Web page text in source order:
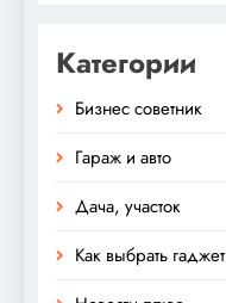
Категории
Бизнес советник
Гараж и авто
Дача, участок
Как выбрать гаджет